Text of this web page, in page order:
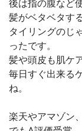
後は指の腹など
髪がベタベタす
タイリングのじ
ったです。
髪や頭皮も肌ケ
毎日すぐ出来る
ね。
楽天やアマゾン